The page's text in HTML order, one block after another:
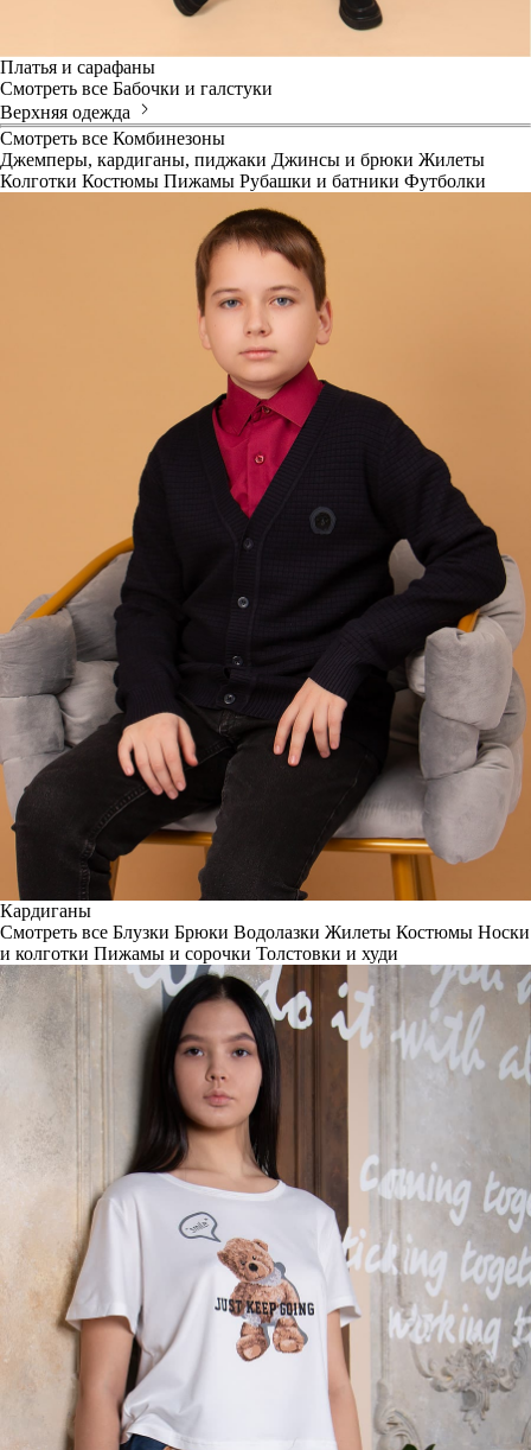
Платья и сарафаны
Смотреть все Бабочки и галстуки
Верхняя одежда
Смотреть все Комбинезоны
Джемперы, кардиганы, пиджаки Джинсы и брюки Жилеты
Колготки Костюмы Пижамы Рубашки и батники Футболки
Кардиганы
Смотреть все Блузки Брюки Водолазки Жилеты Костюмы Носки
и колготки Пижамы и сорочки Толстовки и худи